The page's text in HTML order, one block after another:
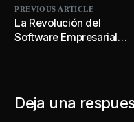
PREVIOUS ARTICLE
La Revolución del
Software Empresarial
desde Tucumán al
Deja una